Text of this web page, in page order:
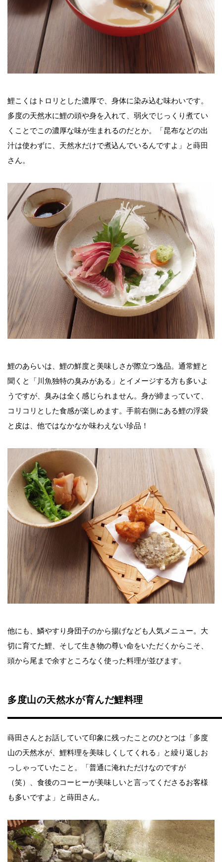
鯉こくはトロリとした濃厚で、身体に染み込む味わいです。
多度の天然水に鯉の頭や身を入れて、弱火でじっくり煮てい
くことでこの濃厚な味が生まれるのだとか。「昆布などの出
汁は使わずに、天然水だけで煮込んでいるんですよ」と蒔田
さん。
鯉のあらいは、鯉の鮮度と美味しさが際立つ逸品。通常鯉と
聞くと「川魚独特の臭みがある」とイメージする方も多いよ
うですが、臭みは全く感じられません。身が締まっていて、
コリコリとした食感が楽しめます。手前右側にある鯉の浮袋
と皮は、他ではなかなか味わえない珍品！
他にも、鱗やすり身団子のから揚げなども人気メニュー。大
切に育てた鯉、そして生き物の尊い命をいただくからこそ、
頭から尾まで余すところなく使った料理が並びます。
多度山の天然水が育んだ鯉料理
蒔田さんとお話していて印象に残ったことのひとつは「多度
山の天然水が、鯉料理を美味しくしてくれる」と繰り返しお
っしゃっていたこと。「普通に淹れただけなのですが
（笑）、食後のコーヒーが美味しいと言ってくださるお客様
も多いですよ」と蒔田さん。